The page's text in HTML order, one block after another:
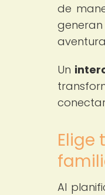
de
Un
Elige
Al